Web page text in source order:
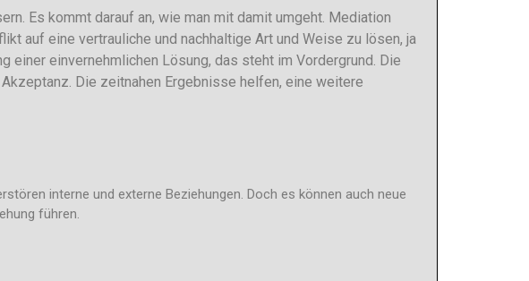
Es kommt darauf an, wie man mit damit umgeht. Mediation
auf eine vertrauliche und nachhaltige Art und Weise zu lösen, ja
einer einvernehmlichen Lösung, das steht im Vordergrund. Die
Die zeitnahen Ergebnisse helfen, eine weitere
interne und externe Beziehungen. Doch es können auch neue
führen.